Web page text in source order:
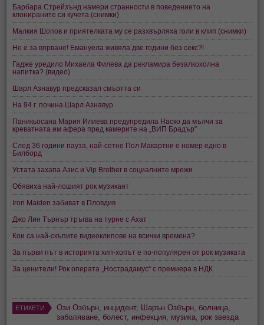
Барбара Стрейзънд намери странности в поведението на
клонираните си кучета (снимки)
Малкия Шопов и приятелката му се разхвърляха голи в клип (снимки)
Не е за вярване! Емануела живяла две години без секс?!
Гадже уредило Михаела Филева да рекламира безалкохолна
напитка? (видео)
Шарл Азнавур предсказал смъртта си
На 94 г. почина Шарл Азнавур
Паникьосана Мария Илиева предупредила Наско да мълчи за
креватната им афера пред камерите на „ВИП Брадър”
След 36 години пауза, най-сетне Пол Макартни е номер едно в
Билборд
Устата захапа Азис и Vip Brother в социалните мрежи
Обявиха най-лошият рок музикант
Iron Maiden забиват в Пловдив
Джо Лин Търнър тръгва на турне с Ахат
Кои са най-скъпите видеоклипове на всички времена?
За първи път в историята хип-хопът е по-популярен от рок музиката
За ценители! Рок операта „Нострадамус“ с премиера в НДК
ЕТИКЕТИ Ози Озбърн, инцидент, Шарън Озбърн, болница,
заболяване, болест, инфекция, музика, рок звезда